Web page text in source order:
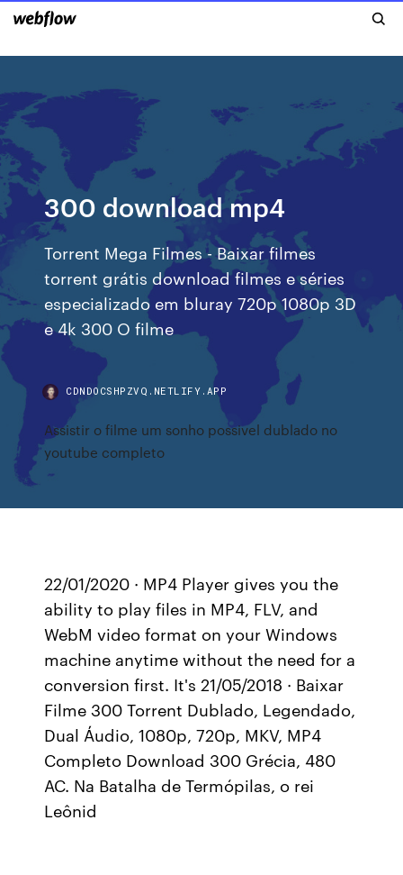
300 download mp4
Torrent Mega Filmes - Baixar filmes
torrent grátis download filmes e séries
especializado em bluray 720p 1080p 3D
e 4k 300 O filme
CDNDOCSHPZVQ.NETLIFY.APP
Assistir o filme um sonho possivel dublado no
youtube completo
22/01/2020 · MP4 Player gives you the
ability to play files in MP4, FLV, and
WebM video format on your Windows
machine anytime without the need for a
conversion first. It's 21/05/2018 · Baixar
Filme 300 Torrent Dublado, Legendado,
Dual Áudio, 1080p, 720p, MKV, MP4
Completo Download 300 Grécia, 480
AC. Na Batalha de Termópilas, o rei
Leônid